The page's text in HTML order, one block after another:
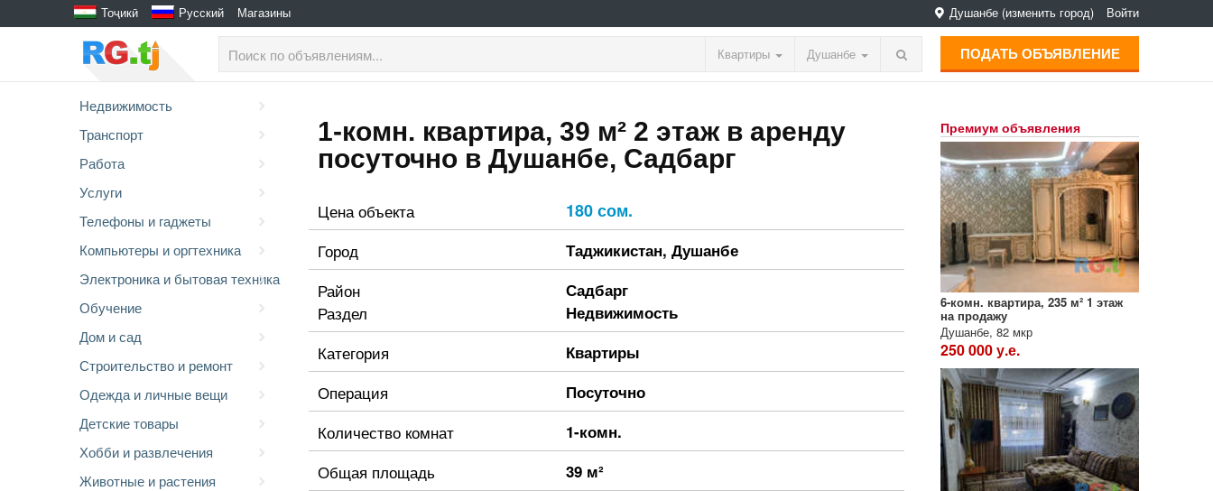
Тоҷикӣ Русский Магазины Душанбе (изменить город) Войти
Квартиры Душанбе ПОДАТЬ ОБЪЯВЛЕНИЕ
Недвижимость
Транспорт
Работа
Услуги
Телефоны и гаджеты
Компьютеры и оргтехника
Электроника и бытовая техника
Обучение
Дом и сад
Строительство и ремонт
Одежда и личные вещи
Детские товары
Хобби и развлечения
Животные и растения
1-комн. квартира, 39 м² 2 этаж в аренду
посуточно в Душанбе, Садбарг
Цена объекта 180 сом.
Город Таджикистан, Душанбе
Район Садбарг
Раздел Недвижимость
Категория Квартиры
Операция Посуточно
Количество комнат 1-комн.
Общая площадь 39 м²
Премиум объявления
6-комн. квартира, 235 м² 1 этаж
на продажу
Душанбе, 82 мкр
250 000 у.е.